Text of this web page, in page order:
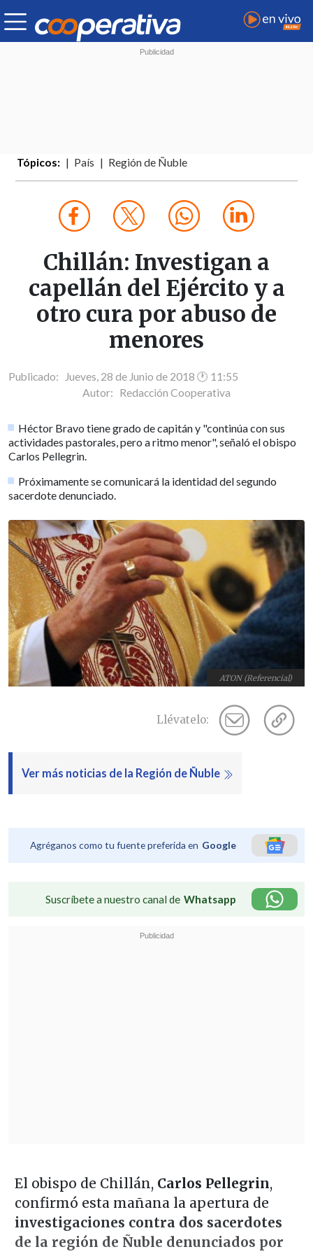
Tópicos: País Región de Ñuble
Chillán: Investigan a
capellán del Ejército y a
otro cura por abuso de
menores
Publicado: Jueves, 28 de Junio de 2018 🕐 11:55
Autor: Redacción Cooperativa
Héctor Bravo tiene grado de capitán y "continúa con sus
actividades pastorales, pero a ritmo menor", señaló el obispo
Carlos Pellegrin.
Próximamente se comunicará la identidad del segundo
sacerdote denunciado.
ATON (Referencial)
Llévatelo:
Ver más noticias de la Región de Ñuble
Agréganos como tu fuente preferida en Google
Suscríbete a nuestro canal de Whatsapp
El obispo de Chillán, Carlos Pellegrin,
confirmó esta mañana la apertura de
investigaciones contra dos sacerdotes
de la región de Ñuble denunciados por